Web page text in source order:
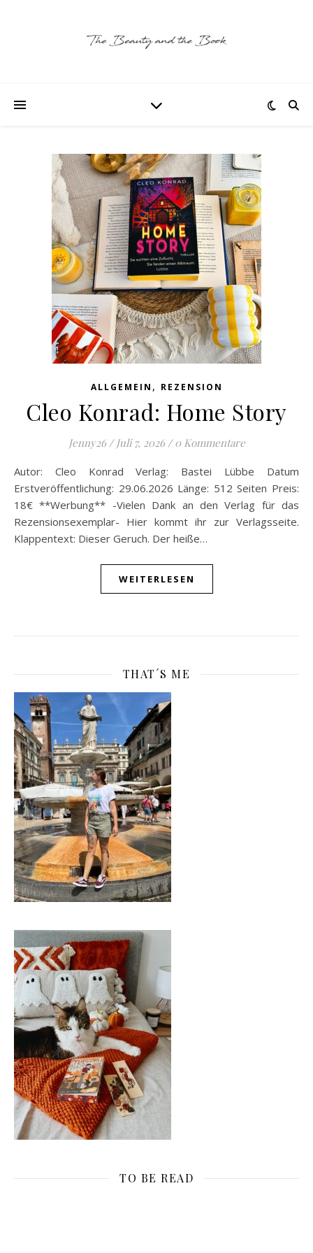
ALLGEMEIN , REZENSION
Cleo Konrad: Home Story
Jenny26 / Juli 7, 2026 / 0 Kommentare
Autor: Cleo Konrad Verlag: Bastei Lübbe Datum
Erstveröffentlichung: 29.06.2026 Länge: 512 Seiten Preis:
18€ **Werbung** -Vielen Dank an den Verlag für das
Rezensionsexemplar- Hier kommt ihr zur Verlagsseite.
Klappentext: Dieser Geruch. Der heiße…
WEITERLESEN
THAT´S ME
TO BE READ